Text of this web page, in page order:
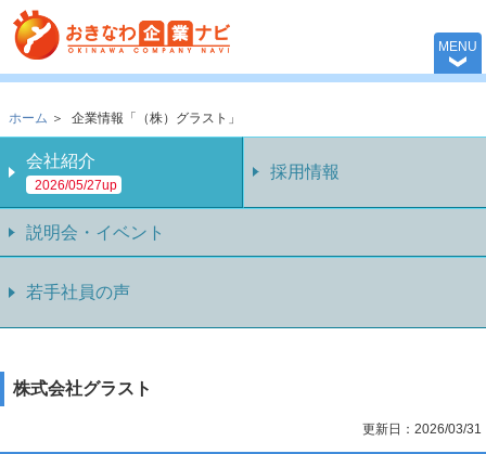
おきなわ企業
MENU
ホーム ＞ 企業情報「（株）グラスト」
会社紹介
2026/05/27up
採用情報
説明会・イベント
若手社員の声
株式会社グラスト
更新日：2026/03/31